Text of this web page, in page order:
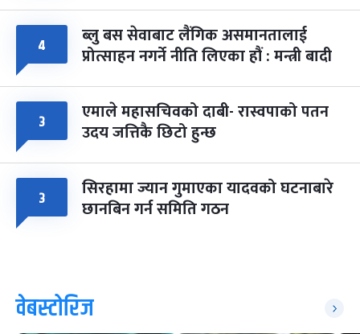
४ ब्लु बस सेवाबाट लैंगिक असमानतालाई
प्रोत्साहन नगर्ने नीति लिएका हौं : मन्त्री बादी
३ एमाले महासचिवको दाबी- रास्वपाको पतन
उदय जत्तिकै छिटो हुन्छ
३ सिरहामा ज्यान गुमाएका यादवको घटनाबारे
छानबिन गर्न समिति गठन
वेबस्टोरिज